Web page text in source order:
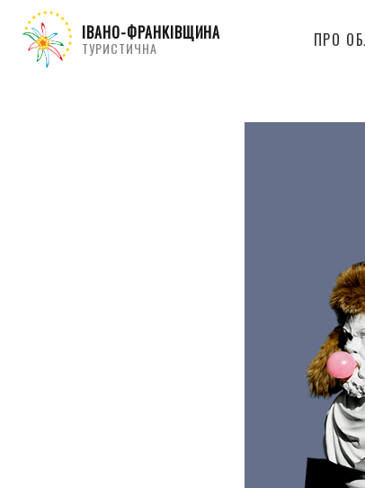
ІВАНО-ФРАНКІВЩИНА
ТУРИСТИЧНА ПРО